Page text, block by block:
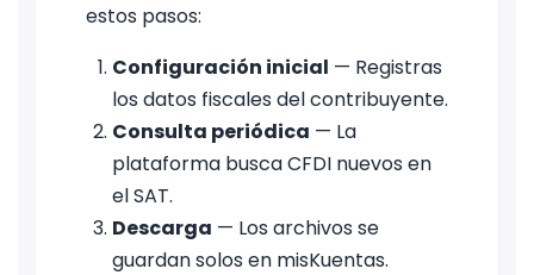
estos pasos:
Configuración inicial — Registras
los datos fiscales del contribuyente.
Consulta periódica — La
plataforma busca CFDI nuevos en
el SAT.
Descarga — Los archivos se
guardan solos en misKuentas.